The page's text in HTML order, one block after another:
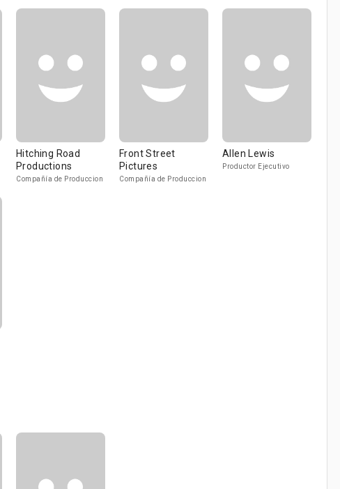
Hitching Road
Productions
Compañía de Produccion
Front Street
Pictures
Compañía de Produccion
Allen Lewis
Productor Ejecutivo